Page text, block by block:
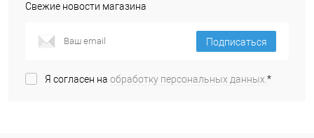
Свежие новости магазина
Подписаться
Я согласен на обработку персональных данных.*